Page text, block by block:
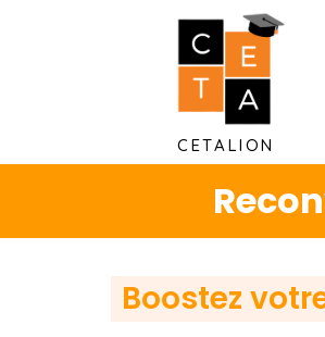
CETALION
Boostez